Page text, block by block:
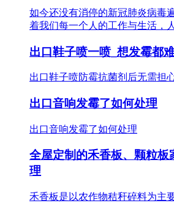
如今还没有消停的新冠肺炎病毒
着我们每一个人的工作与生活，
出口鞋子喷一喷_想发霉都
出口鞋子喷防霉抗菌剂后无需担
出口音响发霉了如何处理
出口音响发霉了如何处理
全屋定制的禾香板、颗粒板
理
禾香板是以农作物秸秆碎料为主